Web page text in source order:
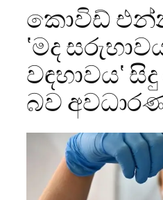
කොවිඩ්
‘මද
වඳභාවය‘
බව